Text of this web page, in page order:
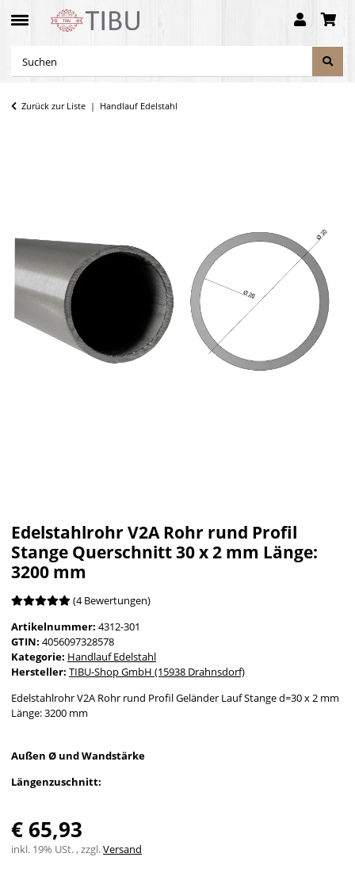
Zurück zur Liste Handlauf Edelstahl
Edelstahlrohr V2A Rohr rund Profil
Stange Querschnitt 30 x 2 mm Länge:
3200 mm
(4 Bewertungen)
Artikelnummer: 4312-301
GTIN: 4056097328578
Kategorie: Handlauf Edelstahl
Hersteller: TIBU-Shop GmbH (15938 Drahnsdorf)
Edelstahlrohr V2A Rohr rund Profil Geländer Lauf Stange d=30 x 2 mm
Länge: 3200 mm
Außen Ø und Wandstärke
Längenzuschnitt:
€ 65,93
inkl. 19% USt. , zzgl.Versand